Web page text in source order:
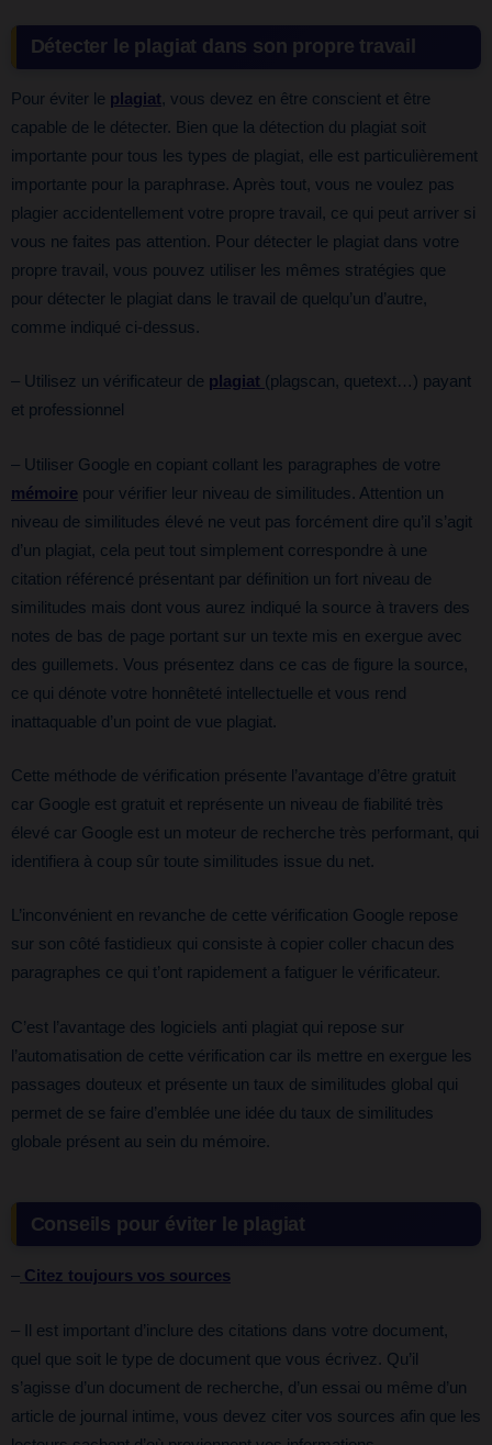
Détecter le plagiat dans son propre travail
Pour éviter le plagiat, vous devez en être conscient et être
capable de le détecter. Bien que la détection du plagiat soit
importante pour tous les types de plagiat, elle est particulièrement
importante pour la paraphrase. Après tout, vous ne voulez pas
plagier accidentellement votre propre travail, ce qui peut arriver si
vous ne faites pas attention. Pour détecter le plagiat dans votre
propre travail, vous pouvez utiliser les mêmes stratégies que
pour détecter le plagiat dans le travail de quelqu’un d’autre,
comme indiqué ci-dessus.
– Utilisez un vérificateur de plagiat (plagscan, quetext…) payant
et professionnel
– Utiliser Google en copiant collant les paragraphes de votre
mémoire pour vérifier leur niveau de similitudes. Attention un
niveau de similitudes élevé ne veut pas forcément dire qu’il s’agit
d’un plagiat, cela peut tout simplement correspondre à une
citation référencé présentant par définition un fort niveau de
similitudes mais dont vous aurez indiqué la source à travers des
notes de bas de page portant sur un texte mis en exergue avec
des guillemets. Vous présentez dans ce cas de figure la source,
ce qui dénote votre honnêteté intellectuelle et vous rend
inattaquable d’un point de vue plagiat.
Cette méthode de vérification présente l’avantage d’être gratuit
car Google est gratuit et représente un niveau de fiabilité très
élevé car Google est un moteur de recherche très performant, qui
identifiera à coup sûr toute similitudes issue du net.
L’inconvénient en revanche de cette vérification Google repose
sur son côté fastidieux qui consiste à copier coller chacun des
paragraphes ce qui t’ont rapidement a fatiguer le vérificateur.
C’est l’avantage des logiciels anti plagiat qui repose sur
l’automatisation de cette vérification car ils mettre en exergue les
passages douteux et présente un taux de similitudes global qui
permet de se faire d’emblée une idée du taux de similitudes
globale présent au sein du mémoire.
Conseils pour éviter le plagiat
– Citez toujours vos sources
– Il est important d’inclure des citations dans votre document,
quel que soit le type de document que vous écrivez. Qu’il
s’agisse d’un document de recherche, d’un essai ou même d’un
article de journal intime, vous devez citer vos sources afin que les